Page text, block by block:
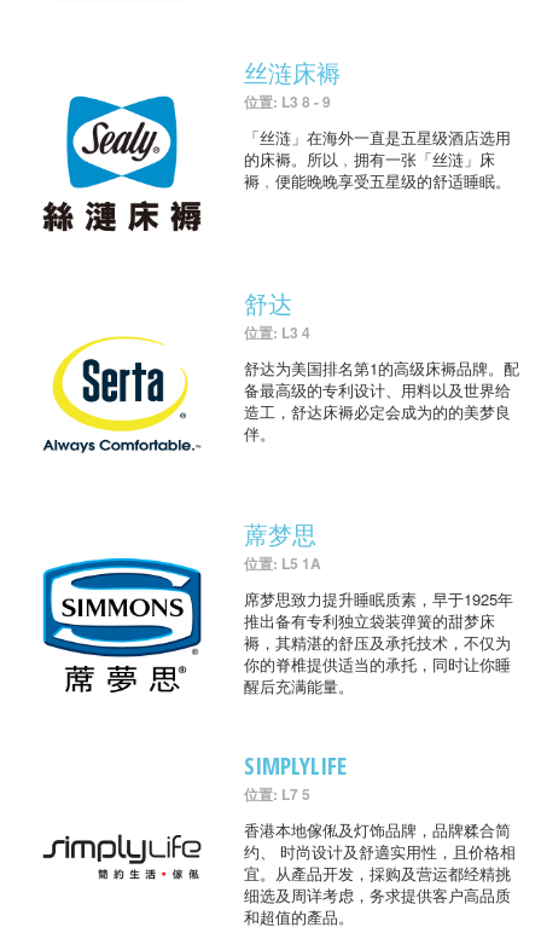
丝涟床褥
位置: L3 8 - 9
「丝涟」在海外一直是五星级酒店选用
的床褥。所以﹐拥有一张「丝涟」床
褥﹐便能晚晚享受五星级的舒适睡眠。
舒达
位置: L3 4
舒达为美国排名第1的高级床褥品牌。配
备最高级的专利设计、用料以及世界给
造工，舒达床褥必定会成为的的美梦良
伴。
蓆梦思
位置: L5 1A
席梦思致力提升睡眠质素，早于1925年
推出备有专利独立袋装弹簧的甜梦床
褥，其精湛的舒压及承托技术，不仅为
你的脊椎提供适当的承托，同时让你睡
醒后充满能量。
SIMPLYLIFE
位置: L7 5
香港本地傢俬及灯饰品牌，品牌糅合简
约、 时尚设计及舒適实用性，且价格相
宜。从產品开发，採购及营运都经精挑
细选及周详考虑，务求提供客户高品质
和超值的產品。